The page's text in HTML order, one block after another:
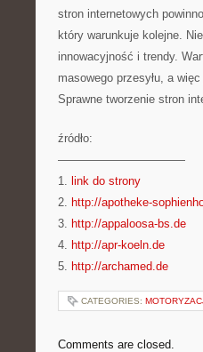
stron internetowych
który warunkuje kolejne.
innowacyjność i trendy.
masowego przesyłu, a
Sprawne tworzenie stron
źródło:
———————————
1. link do strony
2. http://apotheke-
3. http://appaloosa-bs.de
4. http://apr-koeln.de
5. http://archamed.de
CATEGORIES:
Comments are closed.